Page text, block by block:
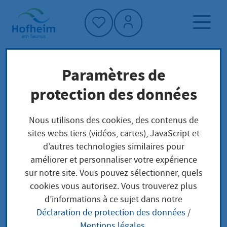
Accueil"
Page d'accueil
Trouver un service
Préoccupations locales
Straßenbeiträge
Leistungsbeschreibung
Das gemeindliche Straßennetz inklusive der Wege
Paramètres de
protection des données
Nous utilisons des cookies, des contenus de
sites webs tiers (vidéos, cartes), JavaScript et
d’autres technologies similaires pour
améliorer et personnaliser votre expérience
sur notre site. Vous pouvez sélectionner, quels
cookies vous autorisez. Vous trouverez plus
d’informations à ce sujet dans notre
Déclaration de protection des données /